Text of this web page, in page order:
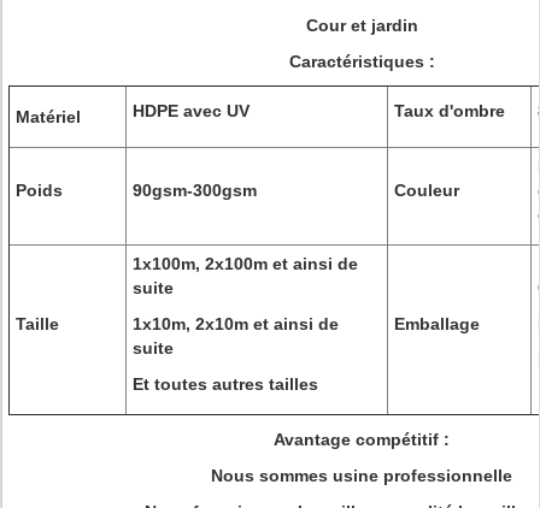
Cour et jardin
Caractéristiques :
Matériel HDPE avec UV Taux d'ombre
Poids 90gsm-300gsm Couleur
Taille
1x100m, 2x100m et ainsi de
suite
1x10m, 2x10m et ainsi de
suite
Et toutes autres tailles
Emballage
Avantage compétitif :
Nous sommes usine professionnelle